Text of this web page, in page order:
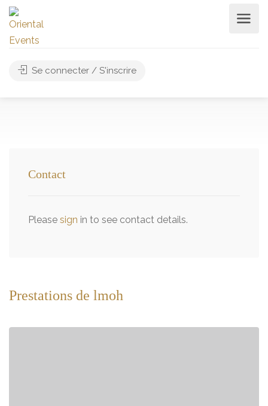
Se connecter / S'inscrire
Contact
Please sign in to see contact details.
Prestations de lmoh